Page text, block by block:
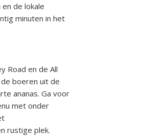
de lokale
minuten in het
Road en de All
boeren uit de
ananas. Ga voor
met onder
rustige plek.